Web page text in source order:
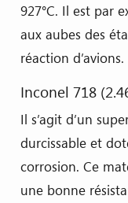
927°C. Il est par
aux aubes des
réaction d’avions.
Inconel 718
Il s’agit d’un
durcissable et
corrosion. Ce
une bonne